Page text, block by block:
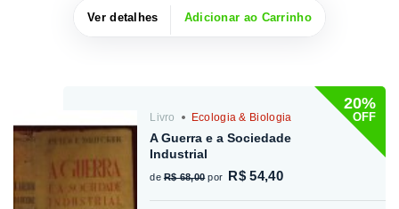
Ver detalhes Adicionar ao Carrinho
20%
OFF
Livro Ecologia & Biologia
A Guerra e a Sociedade
Industrial
de R$ 68,00 por R$ 54,40